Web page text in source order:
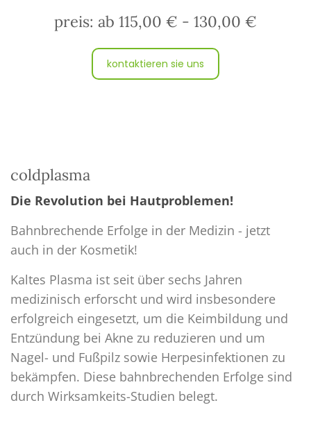
preis: ab 115,00 € - 130,00 €
kontaktieren sie uns
coldplasma
Die Revolution bei Hautproblemen!
Bahnbrechende Erfolge in der Medizin - jetzt
auch in der Kosmetik!
Kaltes Plasma ist seit über sechs Jahren
medizinisch erforscht und wird insbesondere
erfolgreich eingesetzt, um die Keimbildung und
Entzündung bei Akne zu reduzieren und um
Nagel- und Fußpilz sowie Herpesinfektionen zu
bekämpfen. Diese bahnbrechenden Erfolge sind
durch Wirksamkeits-Studien belegt.